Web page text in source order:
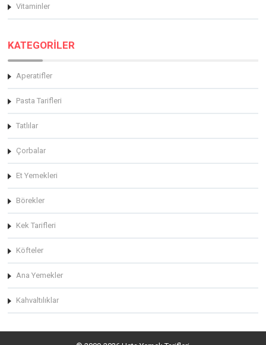
Vitaminler
KATEGORİLER
Aperatifler
Pasta Tarifleri
Tatlılar
Çorbalar
Et Yemekleri
Börekler
Kek Tarifleri
Köfteler
Ana Yemekler
Kahvaltılıklar